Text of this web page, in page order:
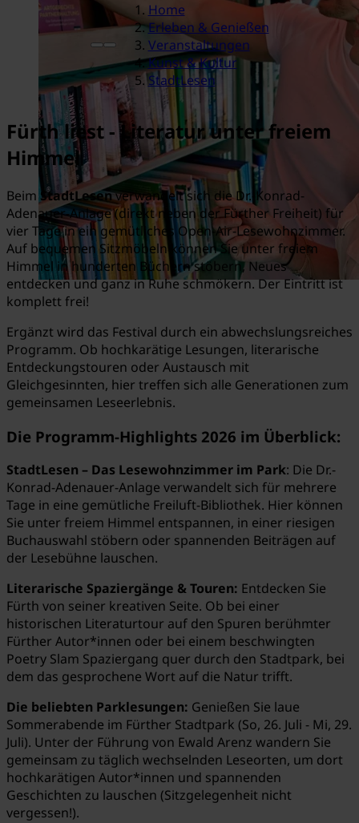
Home
Erleben & Genießen
Veranstaltungen
Kunst & Kultur
StadtLesen
Fürth liest - Literatur unter freiem
Himmel
Beim StadtLesenverwandelt sich die Dr.-Konrad-
Adenauer-Anlage (direkt neben der Fürther Freiheit) für
vier Tage in ein gemütliches Open-Air-Lesewohnzimmer.
Auf bequemen Sitzmöbeln können Sie unter freiem
Himmel in hunderten Büchern stöbern, Neues
entdecken und ganz in Ruhe schmökern. Der Eintritt ist
komplett frei!
Ergänzt wird das Festival durch ein abwechslungsreiches
Programm. Ob hochkarätige Lesungen, literarische
Entdeckungstouren oder Austausch mit
Gleichgesinnten, hier treffen sich alle Generationen zum
gemeinsamen Leseerlebnis.
Die Programm-Highlights 2026 im Überblick:
StadtLesen – Das Lesewohnzimmer im Park: Die Dr.-
Konrad-Adenauer-Anlage verwandelt sich für mehrere
Tage in eine gemütliche Freiluft-Bibliothek. Hier können
Sie unter freiem Himmel entspannen, in einer riesigen
Buchauswahl stöbern oder spannenden Beiträgen auf
der Lesebühne lauschen.
Literarische Spaziergänge & Touren: Entdecken Sie
Fürth von seiner kreativen Seite. Ob bei einer
historischen Literaturtour auf den Spuren berühmter
Fürther Autor*innen oder bei einem beschwingten
Poetry Slam Spaziergang quer durch den Stadtpark, bei
dem das gesprochene Wort auf die Natur trifft.
Die beliebten Parklesungen: Genießen Sie laue
Sommerabende im Fürther Stadtpark (So, 26. Juli - Mi, 29.
Juli). Unter der Führung von Ewald Arenz wandern Sie
gemeinsam zu täglich wechselnden Leseorten, um dort
hochkarätigen Autor*innen und spannenden
Geschichten zu lauschen (Sitzgelegenheit nicht
vergessen!).